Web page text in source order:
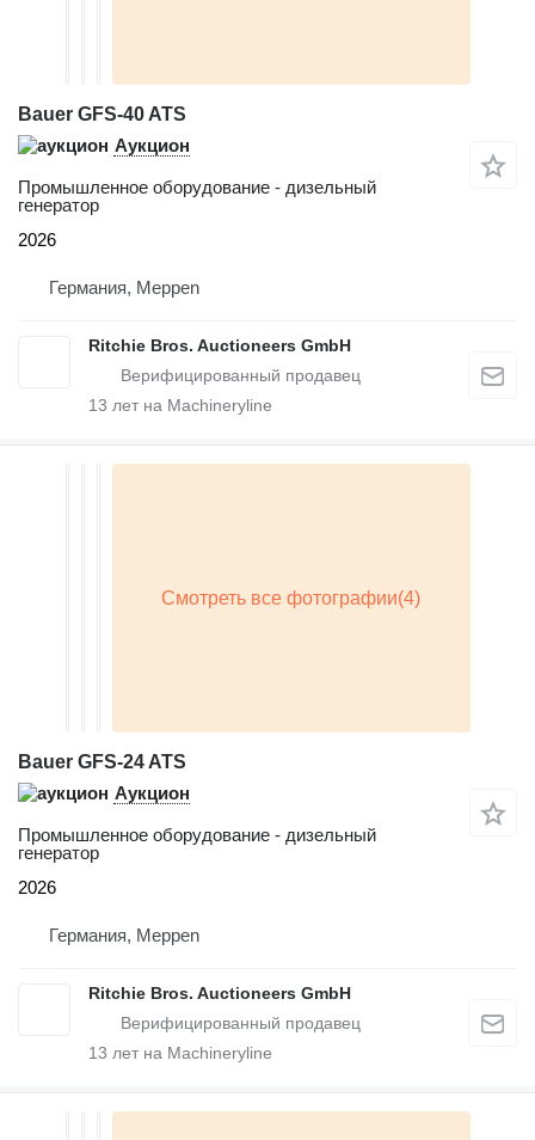
Bauer GFS-40 ATS
Аукцион
Промышленное оборудование - дизельный
генератор
2026
Германия, Meppen
Ritchie Bros. Auctioneers GmbH
13 лет на Machineryline
Bauer GFS-24 ATS
Аукцион
Промышленное оборудование - дизельный
генератор
2026
Германия, Meppen
Ritchie Bros. Auctioneers GmbH
13 лет на Machineryline